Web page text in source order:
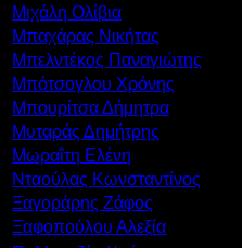
Μιχάλη Ολίβια
Μπαχάρας Νικήτας
Μπελντέκος Παναγιώτης
Μπότσογλου Χρόνης
Μπουρίτσα Δήμητρα
Μυταράς Δημήτρης
Μωραΐτη Ελένη
Νταούλας Κωνσταντίνος
Ξαγοράρης Ζάφος
Ξαφοπούλου Αλεξία